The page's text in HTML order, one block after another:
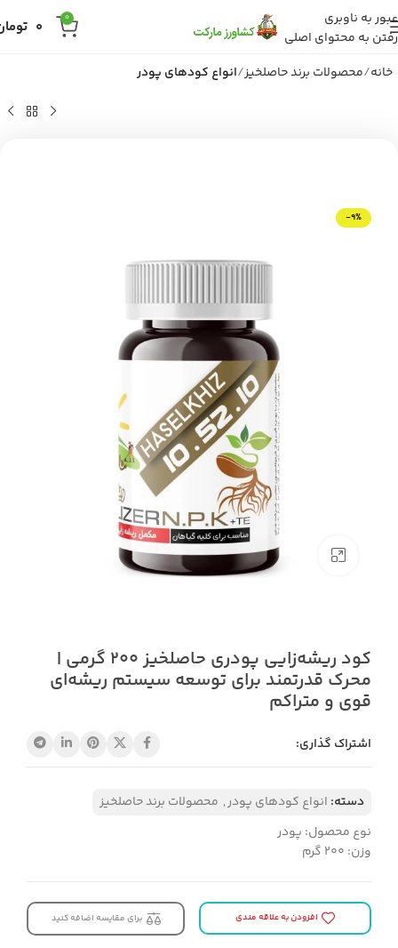
عبور به ناوبری
رفتن به محتوای اصلی
0
0
خانه محصولات برند حاصلخیز انواع کودهای پودر
-9%
بزرگنمایی تصویر
کود ریشه‌زایی پودری حاصلخیز 200 گرمی |
محرک قدرتمند برای توسعه سیستم ریشه‌ای
قوی و متراکم
اشتراک گذاری:
دسته: انواع کودهای پودر, محصولات برند حاصلخیز
نوع محصول: پودر
وزن: ۲۰۰ گرم
افزودن به علاقه مندی برای مقایسه اضافه کنید